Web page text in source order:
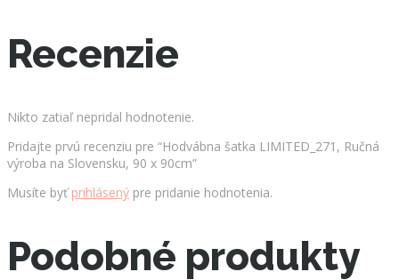
Recenzie
Nikto zatiaľ nepridal hodnotenie.
Pridajte prvú recenziu pre “Hodvábna šatka LIMITED_271, Ručná
výroba na Slovensku, 90 x 90cm”
Musíte byť prihlásený pre pridanie hodnotenia.
Podobné produkty